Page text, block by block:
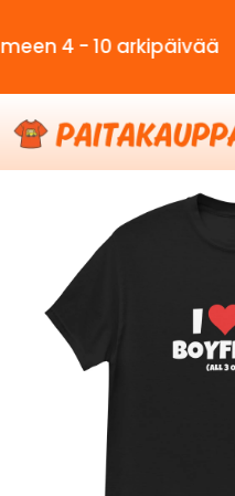
- 10 arkipäivää